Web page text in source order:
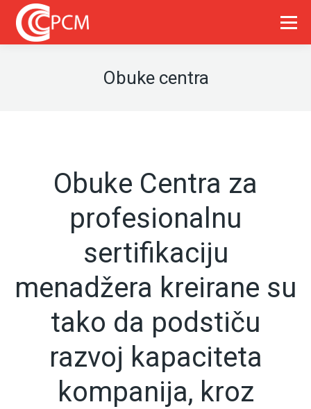
Obuke centra
Obuke Centra za
profesionalnu
sertifikaciju
menadžera kreirane su
tako da podstiču
razvoj kapaciteta
kompanija, kroz